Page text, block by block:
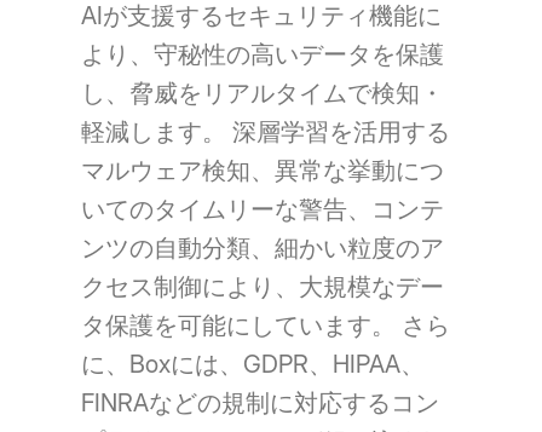
AIが支援するセキュリティ機能に
より、守秘性の高いデータを保護
し、脅威をリアルタイムで検知・
軽減します。 深層学習を活用する
マルウェア検知、異常な挙動につ
いてのタイムリーな警告、コンテ
ンツの自動分類、細かい粒度のア
クセス制御により、大規模なデー
タ保護を可能にしています。 さら
に、Boxには、GDPR、HIPAA、
FINRAなどの規制に対応するコン